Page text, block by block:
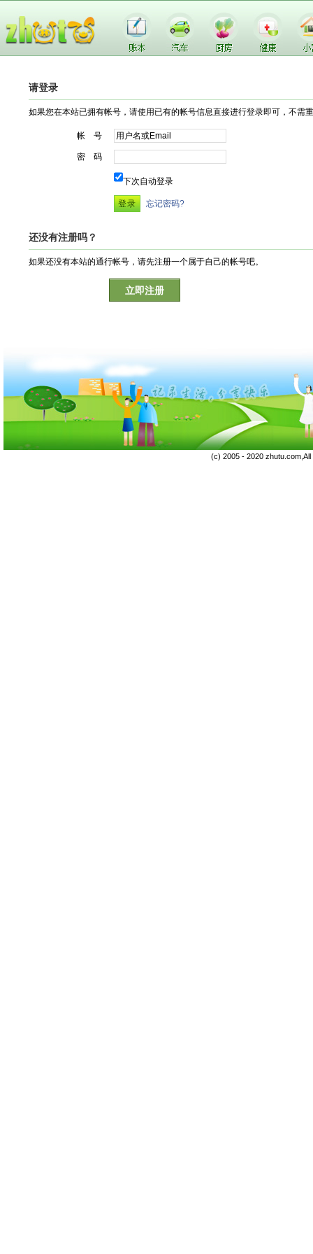
请登录
如果您在本站已拥有帐号，请使用已有的帐号信息直接进行登录即可，不需
帐 号
密 码
下次自动登录
忘记密码?
还没有注册吗？
如果还没有本站的通行帐号，请先注册一个属于自己的帐号吧。
立即注册
(c) 2005 - 2020